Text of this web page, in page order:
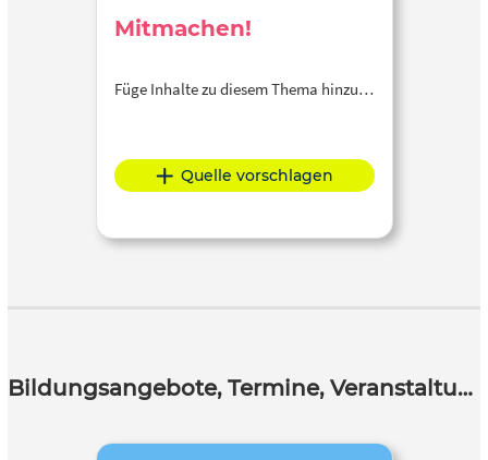
Mitmachen!
Füge Inhalte zu diesem Thema hinzu…
Quelle vorschlagen
Bildungsangebote, Termine, Veranstaltungen